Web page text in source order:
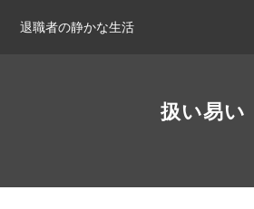
退職者の静かな生活
扱い易い